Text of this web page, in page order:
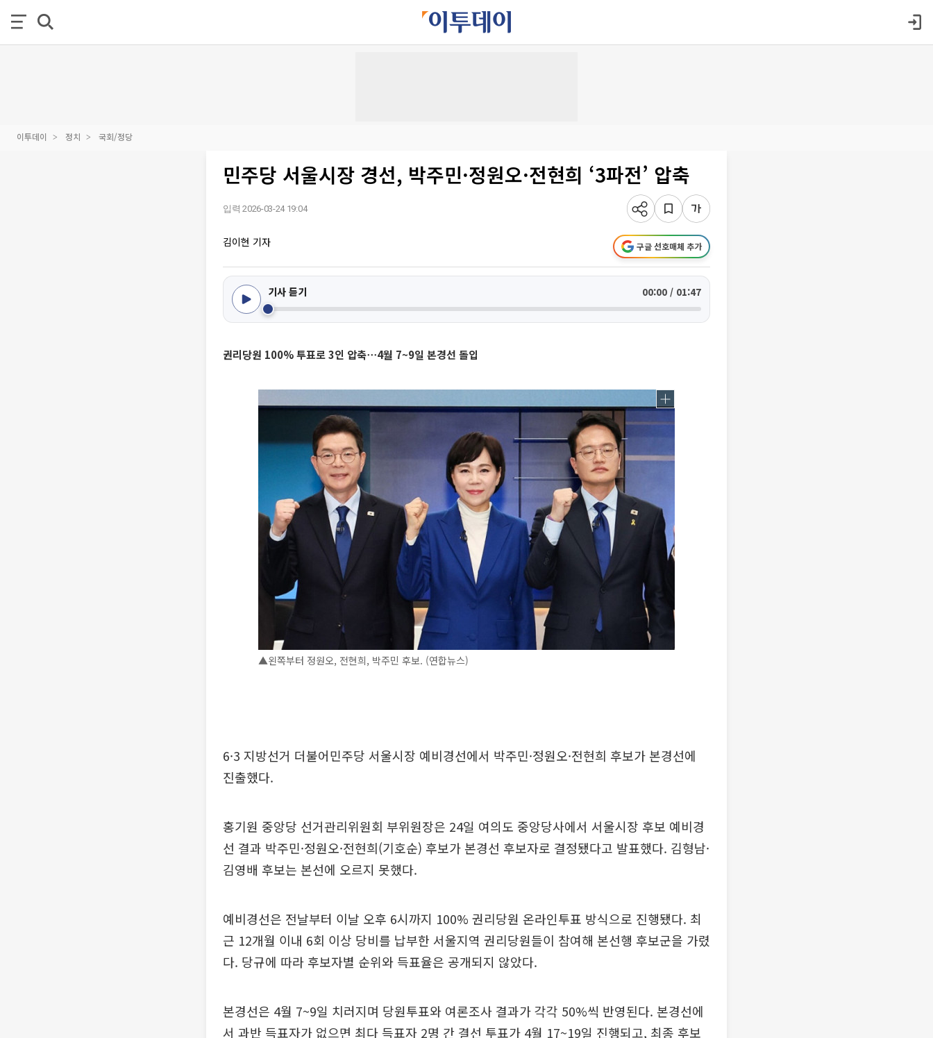
이투데이 정치 국회/정당
민주당 서울시장 경선, 박주민·정원오·전현희 ‘3파전’ 압축
입력 2026-03-24 19:04
김이현 기자 구글 선호매체 추가
기사 듣기 00:00 / 01:47
권리당원 100% 투표로 3인 압축⋯4월 7~9일 본경선 돌입
▲왼쪽부터 정원오, 전현희, 박주민 후보. (연합뉴스)
6·3 지방선거 더불어민주당 서울시장 예비경선에서 박주민·정원오·전현희 후보가 본경선에
진출했다.
홍기원 중앙당 선거관리위원회 부위원장은 24일 여의도 중앙당사에서 서울시장 후보 예비경
선 결과 박주민·정원오·전현희(기호순) 후보가 본경선 후보자로 결정됐다고 발표했다. 김형남·
김영배 후보는 본선에 오르지 못했다.
예비경선은 전날부터 이날 오후 6시까지 100% 권리당원 온라인투표 방식으로 진행됐다. 최
근 12개월 이내 6회 이상 당비를 납부한 서울지역 권리당원들이 참여해 본선행 후보군을 가렸
다. 당규에 따라 후보자별 순위와 득표율은 공개되지 않았다.
본경선은 4월 7~9일 치러지며 당원투표와 여론조사 결과가 각각 50%씩 반영된다. 본경선에
서 과반 득표자가 없으면 최다 득표자 2명 간 결선 투표가 4월 17~19일 진행되고, 최종 후보